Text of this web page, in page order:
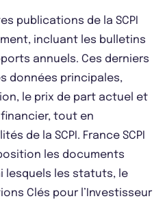
publications de la SCPI
incluant les bulletins
annuels. Ces derniers
données principales,
le prix de part actuel et
tout en
de la SCPI. France SCPI
les documents
lesquels les statuts, le
Clés pour l’Investisseur